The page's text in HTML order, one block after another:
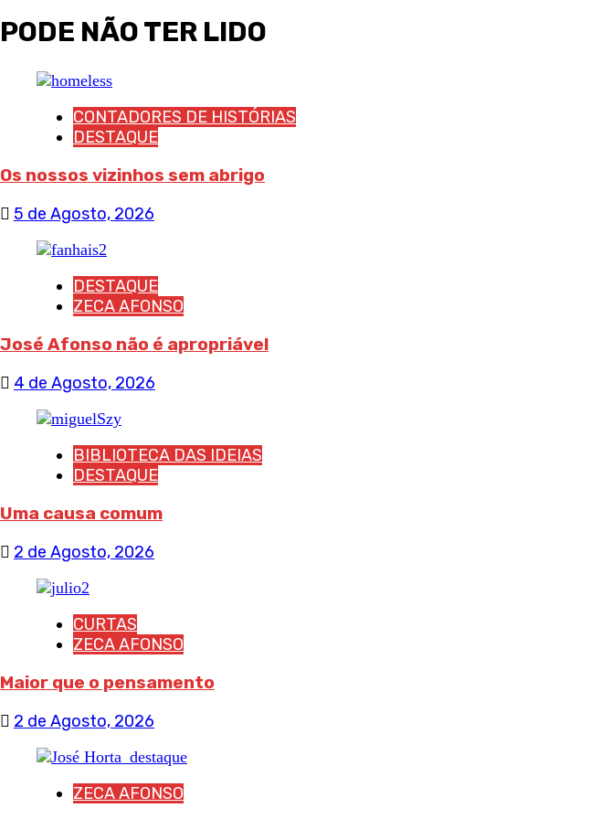
PODE NÃO TER LIDO
CONTADORES DE HISTÓRIAS
DESTAQUE
Os nossos vizinhos sem abrigo
5 de Agosto, 2026
DESTAQUE
ZECA AFONSO
José Afonso não é apropriável
4 de Agosto, 2026
BIBLIOTECA DAS IDEIAS
DESTAQUE
Uma causa comum
2 de Agosto, 2026
CURTAS
ZECA AFONSO
Maior que o pensamento
2 de Agosto, 2026
ZECA AFONSO